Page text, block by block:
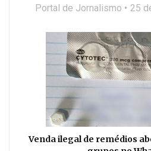
Portal de Jornalismo 25
Venda ilegal de remédios